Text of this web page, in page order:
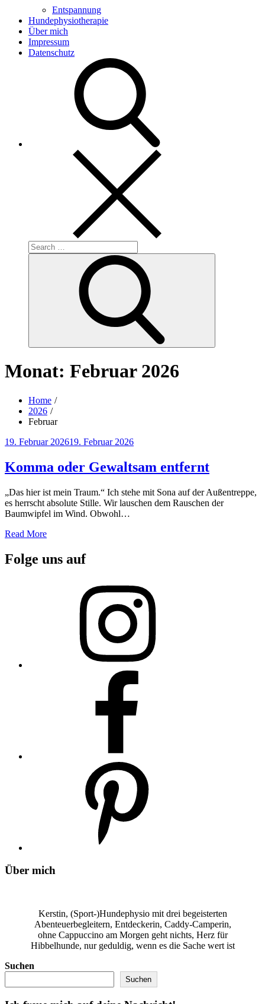
Entspannung
Hundephysiotherapie
Über mich
Impressum
Datenschutz
Search
for:
Monat: Februar 2026
Home
2026
Februar
Posted
19. Februar 202619. Februar 2026
Komma oder Gewaltsam entfernt
„Das hier ist mein Traum.“ Ich stehe mit Sona auf der Außentreppe,
es herrscht absolute Stille. Wir lauschen dem Rauschen der
Baumwipfel im Wind. Obwohl…
Read More
Folge uns auf
Über mich
Kerstin, (Sport-)Hundephysio mit drei begeisterten
Abenteuerbegleitern, Entdeckerin, Caddy-Camperin,
ohne Cappuccino am Morgen geht nichts, Herz für
Hibbelhunde, nur geduldig, wenn es die Sache wert ist
Suchen
Suchen